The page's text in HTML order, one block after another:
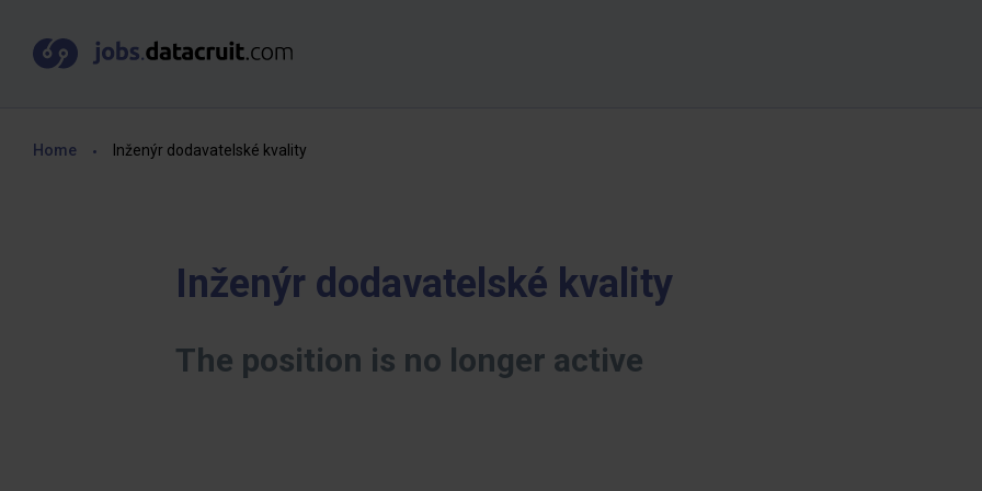
Home Inženýr dodavatelské kvality
Inženýr dodavatelské kvality
The position is no longer active